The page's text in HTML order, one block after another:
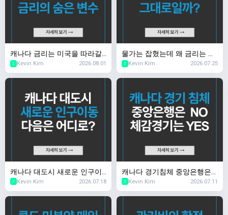
캐나다 금리는 미국을 따라갈
까? 금리의 숨은 변수
2 Kevin Kim 2026.08.01
물가는 잡혔는데 왜 금리는 그
대로일까?
2 Kevin Kim 2026.07.25
캐나다 대도시 새로운 인구이
동 다음은 어디로?
2 Kevin Kim 2026.07.18
캐나다 경기침체 중앙은행은
NO, 체감 경기는 YES
2 Kevin Kim 2026.07.11